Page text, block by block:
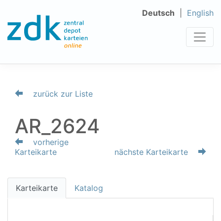
Deutsch English
zurück zur Liste
AR_2624
vorherige
Karteikarte
nächste Karteikarte
Karteikarte Katalog